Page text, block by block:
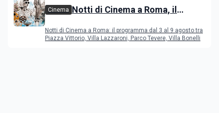
Cinema Notti di Cinema a Roma, il
Notti di Cinema a Roma: il programma dal 3 al 9 agosto tra
Piazza Vittorio, Villa Lazzaroni, Parco Tevere, Villa Bonelli